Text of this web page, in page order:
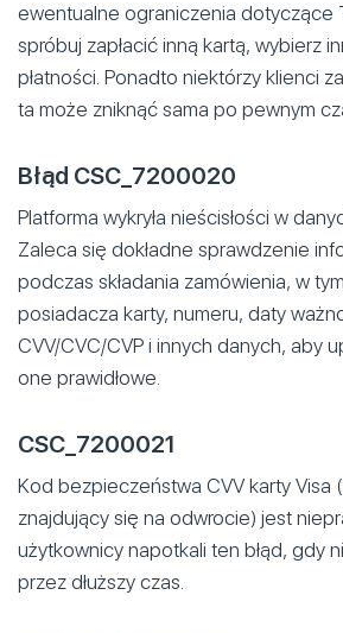
ewentualne ograniczenia dotyczące
spróbuj zapłacić inną kartą, wybierz
płatności. Ponadto niektórzy klienci
ta może zniknąć sama po pewnym
Błąd CSC_7200020
Platforma wykryła nieścisłości w
Zaleca się dokładne sprawdzenie
podczas składania zamówienia, w
posiadacza karty, numeru, daty
CVV/CVC/CVP i innych danych, aby
one prawidłowe.
CSC_7200021
Kod bezpieczeństwa CVV karty Visa
znajdujący się na odwrocie) jest
użytkownicy napotkali ten błąd, gdy
przez dłuższy czas.